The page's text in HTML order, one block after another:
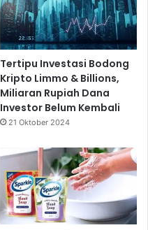
Tertipu Investasi Bodong
Kripto Limmo & Billions,
Miliaran Rupiah Dana
Investor Belum Kembali
21 Oktober 2024